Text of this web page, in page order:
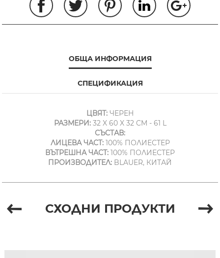
ОБЩА ИНФОРМАЦИЯ
СПЕЦИФИКАЦИЯ
ЦВЯТ:ЧЕРЕН
РАЗМЕРИ:32 X 60 X 32 CM - 61 L
СЪСТАВ:
ЛИЦЕВА ЧАСТ:100% ПОЛИЕСТЕР
ВЪТРЕШНА ЧАСТ: 100% ПОЛИЕСТЕР
ПРОИЗВОДИТЕЛ: BLAUER, КИТАЙ
СХОДНИ ПРОДУКТИ